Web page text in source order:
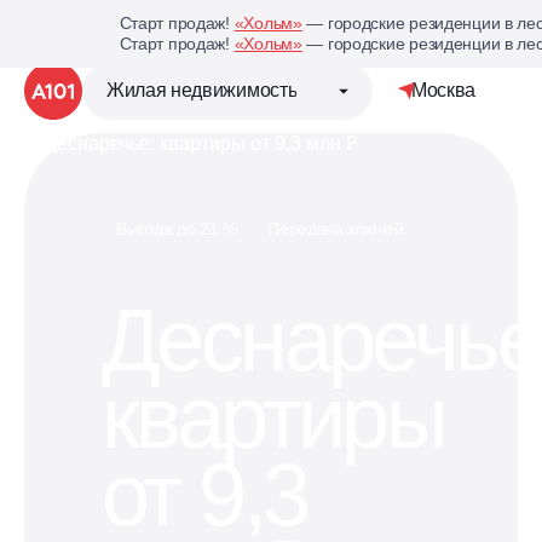
Старт продаж! «Хольм»— городские резиденции в
Старт продаж! «Хольм»— городские резиденции в
Жилая недвижимость Москва